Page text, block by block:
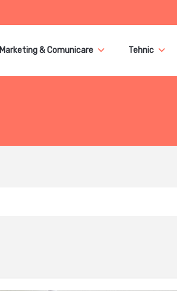
Marketing & Comunicare Tehnic